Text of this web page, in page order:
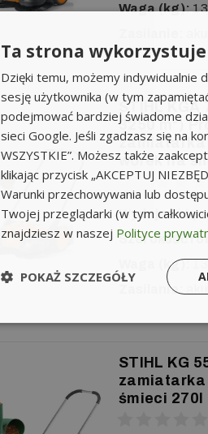
Waga (kg):
STIHL KGA
3250 m²)
zamiatarka
worek na
Wydajność
Szerokość
Waga (kg):
Zasilanie:
STIHL KG
zamiatarka
śmieci 270l
Ta strona
Dzięki temu, możemy
sesję użytkownika (w tym
podejmować bardziej świadome
sieci Google. Jeśli zgadzasz się na
WSZYSTKIE”. Możesz także
klikając przycisk „AKCEPTUJ
Warunki przechowywania lub
Twojej przeglądarki (w tym
znajdziesz w naszej Polityce
POKAŻ SZCZEGÓŁY